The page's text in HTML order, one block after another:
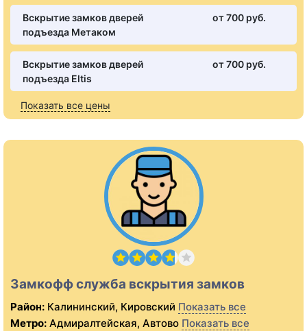
Вскрытие замков дверей
подъезда Метаком
от 700 pуб.
Вскрытие замков дверей
подъезда Eltis
от 700 pуб.
Показать все цены
Замкофф служба вскрытия замков
Район: Калининский, Кировский Показать все
Метро: Адмиралтейская, Автово Показать все